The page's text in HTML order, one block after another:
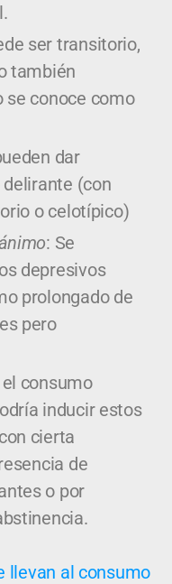
ser transitorio,
también
se conoce como
dar
(con
o celotípico)
: Se
depresivos
prolongado de
pero
el consumo
inducir estos
cierta
de
o por
llevan al consumo